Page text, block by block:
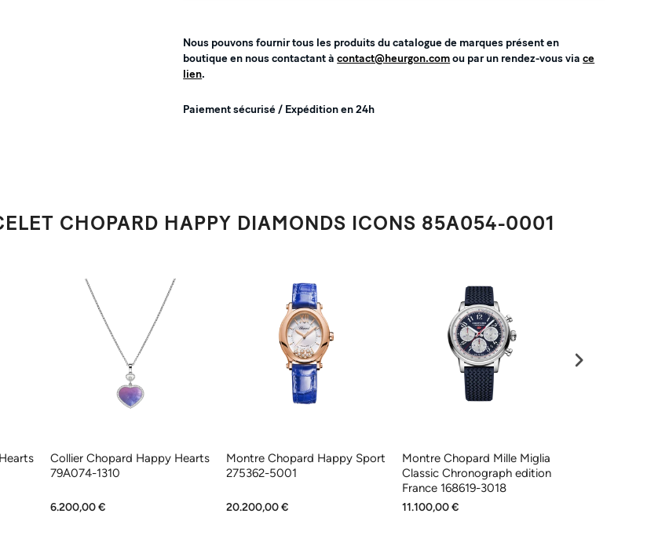
Nous pouvons fournir tous les produits du catalogue de marques présent en
boutique en nous contactant àcontact@heurgon.comou par un rendez-vous viace
lien.
Paiement sécurisé / Expédition en 24h
CHOPARD HAPPY DIAMONDS ICONS 85A054-0001
Collier Chopard Happy Hearts
79A074-1310
6.200,00 €
Montre Chopard Happy Sport
275362-5001
20.200,00 €
Montre Chopard Mille Miglia
Classic Chronograph edition
France 168619-3018
11.100,00 €